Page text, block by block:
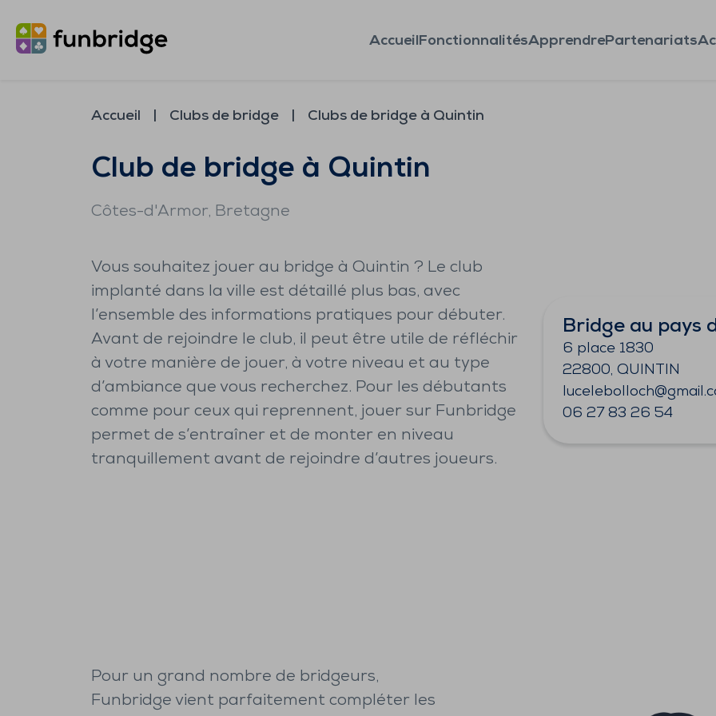
AccueilFonctionnalitésApprendrePartenariats
Accueil Clubs de bridge Clubs de bridge à Quintin
Club de bridge à Quintin
Côtes-d'Armor, Bretagne
Vous souhaitez jouer au bridge à Quintin ? Le club
implanté dans la ville est détaillé plus bas, avec
l’ensemble des informations pratiques pour débuter.
Avant de rejoindre le club, il peut être utile de réfléchir
à votre manière de jouer, à votre niveau et au type
d’ambiance que vous recherchez. Pour les débutants
comme pour ceux qui reprennent, jouer sur Funbridge
permet de s’entraîner et de monter en niveau
tranquillement avant de rejoindre d’autres joueurs.
Bridge au pays
6 place 1830
22800, QUINTIN
06 27 83 26 54
Pour un grand nombre de bridgeurs,
Funbridge vient parfaitement compléter les